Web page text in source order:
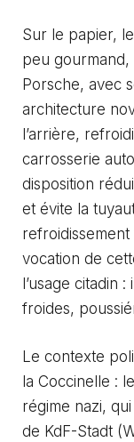
Sur le papier,
peu gourmand,
Porsche, avec
architecture
l’arrière,
carrosserie
disposition
et évite la
refroidissement
vocation de
l’usage citadin
froides,
Le contexte
la Coccinelle :
régime nazi,
de KdF-Stadt